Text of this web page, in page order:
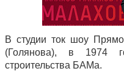
В студии ток шоу
(Голянова), в 1974
строительства БАМа.